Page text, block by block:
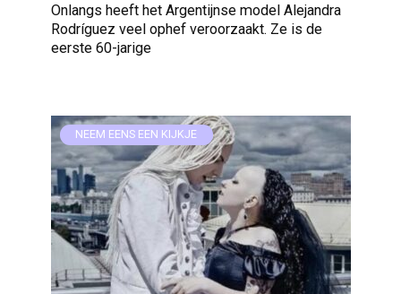
Onlangs heeft het Argentijnse model Alejandra
Rodríguez veel ophef veroorzaakt. Ze is de
eerste 60-jarige
NEEM EENS EEN KIJKJE